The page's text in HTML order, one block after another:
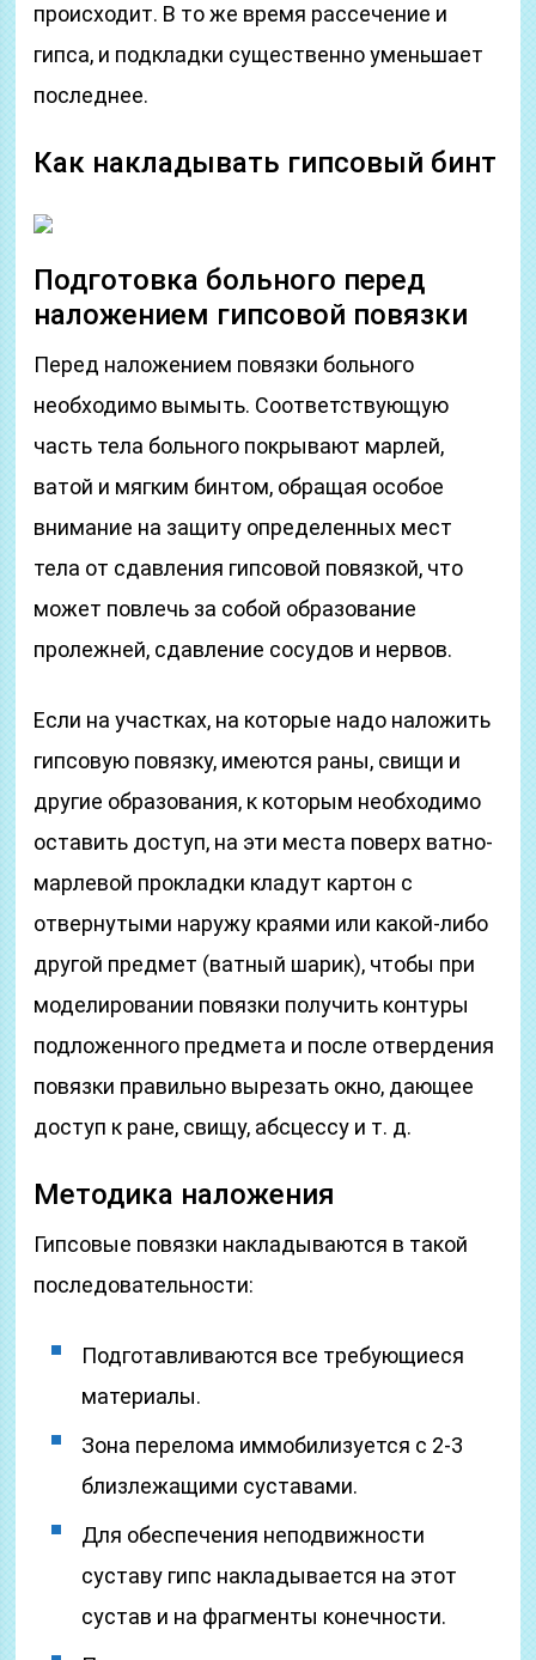
происходит. В то же время рассечение и
гипса, и подкладки существенно уменьшает
последнее.
Как накладывать гипсовый бинт
Подготовка больного перед
наложением гипсовой повязки
Перед наложением повязки больного
необходимо вымыть. Соответствующую
часть тела больного покрывают марлей,
ватой и мягким бинтом, обращая особое
внимание на защиту определенных мест
тела от сдавления гипсовой повязкой, что
может повлечь за собой образование
пролежней, сдавление сосудов и нервов.
Если на участках, на которые надо наложить
гипсовую повязку, имеются раны, свищи и
другие образования, к которым необходимо
оставить доступ, на эти места поверх ватно-
марлевой прокладки кладут картон с
отвернутыми наружу краями или какой-либо
другой предмет (ватный шарик), чтобы при
моделировании повязки получить контуры
подложенного предмета и после отвердения
повязки правильно вырезать окно, дающее
доступ к ране, свищу, абсцессу и т. д.
Методика наложения
Гипсовые повязки накладываются в такой
последовательности:
Подготавливаются все требующиеся
материалы.
Зона перелома иммобилизуется с 2-3
близлежащими суставами.
Для обеспечения неподвижности
суставу гипс накладывается на этот
сустав и на фрагменты конечности.